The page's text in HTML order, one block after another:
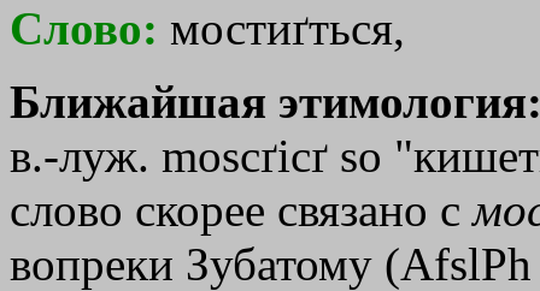
Слово: мостиґться,
Ближайшая
в.-луж. moscґicґ sо
слово скорее связано с
вопреки Зубатому